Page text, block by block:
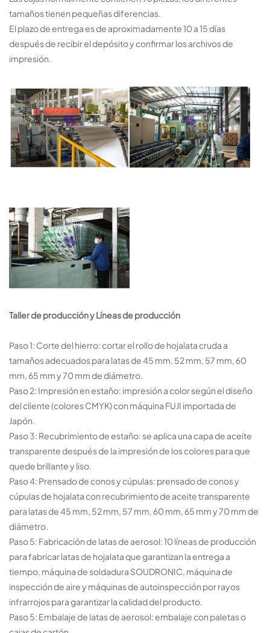
tamaños tienen pequeñas diferencias.
El plazo de entrega es de aproximadamente 10 a 15 días
después de recibir el depósito y confirmar los archivos de
impresión.
Taller de producción yLíneas de producción
Paso 1: Corte del hierro: cortar el rollo de hojalata cruda a
tamaños adecuados para latas de 45 mm, 52 mm, 57 mm, 60
mm, 65 mm y 70 mm de diámetro.
Paso 2: Impresión en estaño: impresión a color según el diseño
del cliente (colores CMYK) con máquina FUJI importada de
Japón.
Paso 3: Recubrimiento de estaño: se aplica una capa de aceite
transparente después de la impresión de los colores para que
quede brillante y liso.
Paso 4: Prensado de conos y cúpulas: prensado de conos y
cúpulas de hojalata con recubrimiento de aceite transparente
para latas de 45 mm, 52 mm, 57 mm, 60 mm, 65 mm y 70 mm de
diámetro.
Paso 5: Fabricación de latas de aerosol: 10 líneas de producción
para fabricar latas de hojalata que garantizan la entrega a
tiempo, máquina de soldadura SOUDRONIC, máquina de
inspección de aire y máquinas de autoinspección por rayos
infrarrojos para garantizar la calidad del producto.
Paso 5: Embalaje de latas de aerosol: embalaje con paletas o